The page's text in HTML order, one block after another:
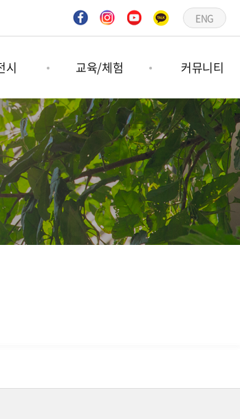
ENG
시
전시
전시
교육/체험
숲프로그램
그림책프로그램
커뮤니티
공지사항
언론보도
문의하기
갤러리
일정